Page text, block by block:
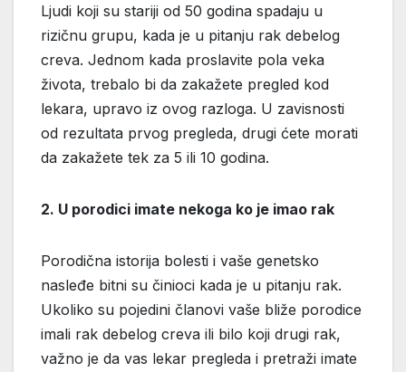
Ljudi koji su stariji od 50 godina spadaju u
rizičnu grupu, kada je u pitanju rak debelog
creva. Jednom kada proslavite pola veka
života, trebalo bi da zakažete pregled kod
lekara, upravo iz ovog razloga. U zavisnosti
od rezultata prvog pregleda, drugi ćete morati
da zakažete tek za 5 ili 10 godina.
2. U porodici imate nekoga ko je imao rak
Porodična istorija bolesti i vaše genetsko
nasleđe bitni su činioci kada je u pitanju rak.
Ukoliko su pojedini članovi vaše bliže porodice
imali rak debelog creva ili bilo koji drugi rak,
važno je da vas lekar pregleda i pretraži imate